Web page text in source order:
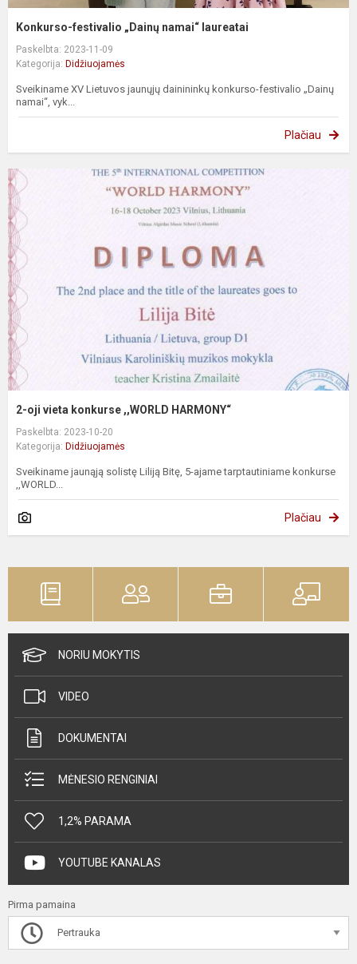
Konkurso-festivalio „Dainų namai“ laureatai
Paskelbta: 2023-11-09
Kategorija: Didžiuojamės
Sveikiname XV Lietuvos jaunųjų dainininkų konkurso-festivalio „Dainų
namai“, vyk...
Plačiau
2-oji vieta konkurse ,,WORLD HARMONY“
Paskelbta: 2023-10-20
Kategorija: Didžiuojamės
Sveikiname jaunąją solistę Liliją Bitę, 5-ajame tarptautiniame konkurse
,,WORLD...
Plačiau
NORIU MOKYTIS
VIDEO
DOKUMENTAI
MĖNESIO RENGINIAI
1,2% PARAMA
YOUTUBE KANALAS
Pirma pamaina
Pertrauka